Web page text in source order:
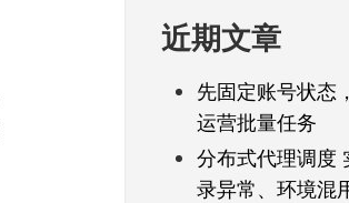
近期文章
先固定账号状态
运营批量任务
分布式代理调度
录异常、环境混